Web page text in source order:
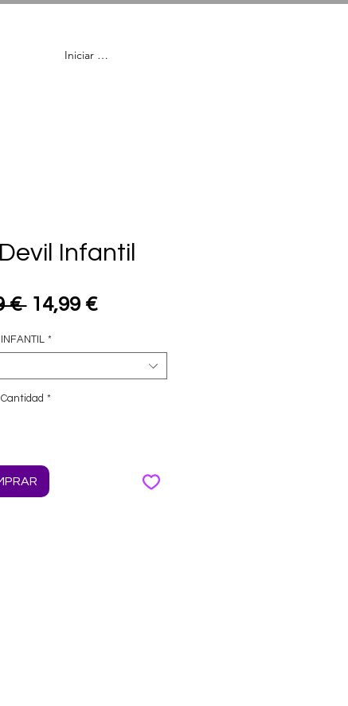
Iniciar Sesión
Infantil
€ Precio
14,99 €Precio
oferta
INFANTIL *
Cantidad *